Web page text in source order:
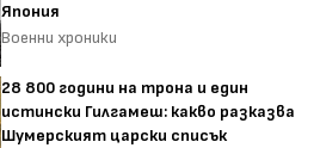
Япония
Военни хроники
28 800 години на трона и един
истински Гилгамеш: какво разказва
Шумерският царски списък